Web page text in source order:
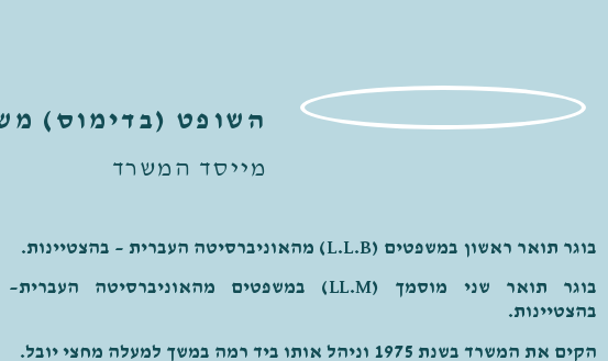
השופט (בדימוס)
מייסד המשרד
בוגר תואר ראשון במשפטים (L.L.B) מהאוניברסיטה העברית – בהצטיינות.
בוגר תואר שני מוסמך (LL.M) במשפטים מהאוניברסיטה העברית–
בהצטיינות.
הקים את המשרד בשנת 1975 וניהל אותו ביד רמה במשך למעלה מחצי יובל.